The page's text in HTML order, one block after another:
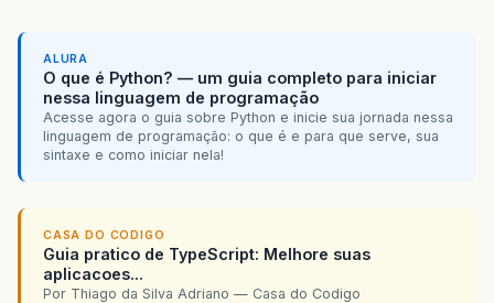
ALURA
O que é Python? — um guia completo para iniciar
nessa linguagem de programação
Acesse agora o guia sobre Python e inicie sua jornada nessa
linguagem de programação: o que é e para que serve, sua
sintaxe e como iniciar nela!
CASA DO CODIGO
Guia pratico de TypeScript: Melhore suas
aplicacoes...
Por Thiago da Silva Adriano — Casa do Codigo